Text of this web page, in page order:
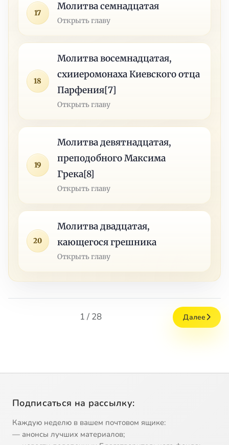
17
Молитва семнадцатая
Открыть главу
18
Молитва восемнадцатая,
схииеромонаха Киевского отца
Парфения[7]
Открыть главу
19
Молитва девятнадцатая,
преподобного Максима
Грека[8]
Открыть главу
20
Молитва двадцатая,
кающегося грешника
Открыть главу
1 / 28 Далее
Подписаться на рассылку:
Каждую неделю в вашем почтовом ящике:
— анонсы лучших материалов;